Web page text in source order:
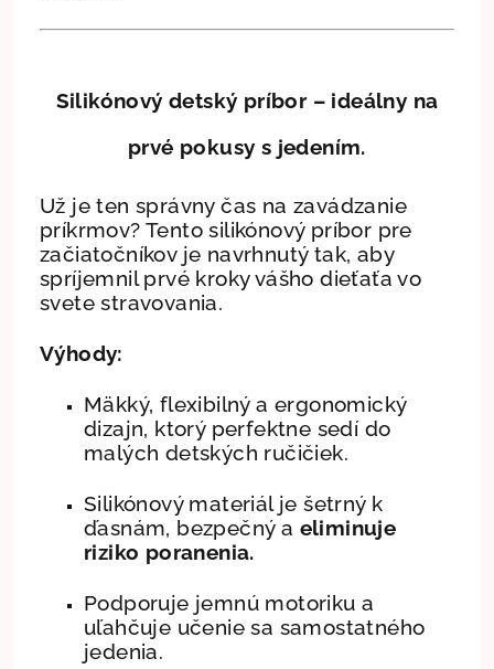
Silikónový detský príbor – ideálny na
prvé pokusy s jedením.
Už je ten správny čas na zavádzanie
príkrmov? Tento silikónový príbor pre
začiatočníkov je navrhnutý tak, aby
spríjemnil prvé kroky vášho dieťaťa vo
svete stravovania.
Výhody:
Mäkký, flexibilný a ergonomický
dizajn, ktorý perfektne sedí do
malých detských ručičiek.
Silikónový materiál je šetrný k
ďasnám, bezpečný a eliminuje
riziko poranenia.
Podporuje jemnú motoriku a
uľahčuje učenie sa samostatného
jedenia.